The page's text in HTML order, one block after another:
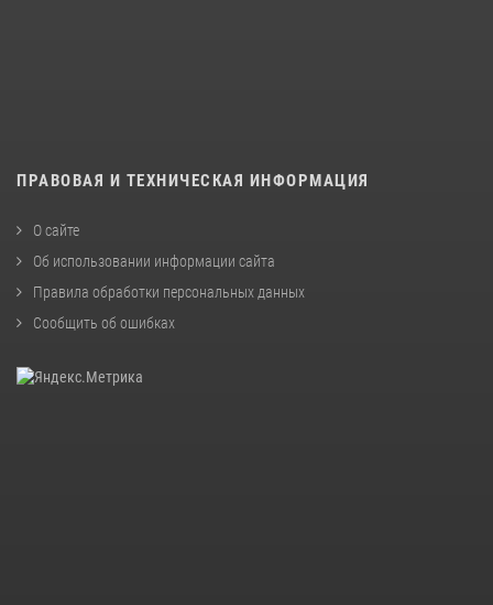
ПРАВОВАЯ И ТЕХНИЧЕСКАЯ ИНФОРМАЦИЯ
О сайте
Об использовании информации сайта
Правила обработки персональных данных
Сообщить об ошибках